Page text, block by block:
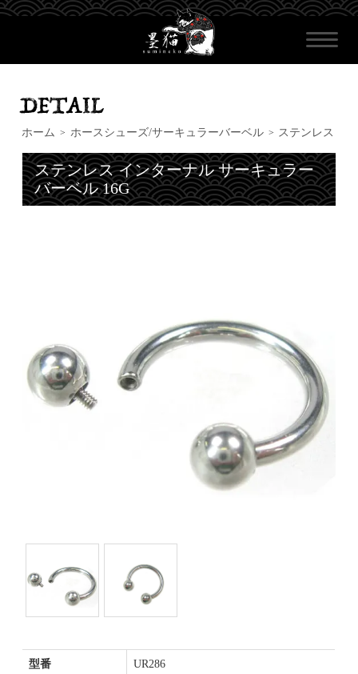
ホーム > ホースシューズ/サーキュラーバーベル > ステンレス
ステンレス インターナル サーキュラー
バーベル 16G
型番 UR286